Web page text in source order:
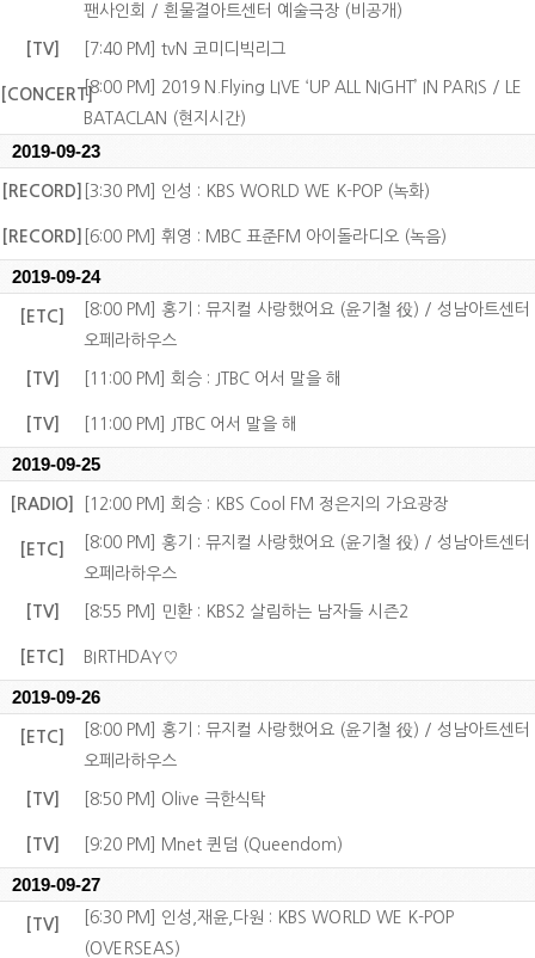
팬사인회 / 흰물결아트센터 예술극장 (비공개)
[TV] [7:40 PM] tvN 코미디빅리그
[CONCERT][8:00 PM] 2019 N.Flying LIVE ‘UP ALL NIGHT’ IN PARIS / LE
BATACLAN (현지시간)
2019-09-23
[RECORD] [3:30 PM] 인성 : KBS WORLD WE K-POP (녹화)
[RECORD] [6:00 PM] 휘영 : MBC 표준FM 아이돌라디오 (녹음)
2019-09-24
[ETC]
[8:00 PM] 홍기 : 뮤지컬 사랑했어요 (윤기철 役) / 성남아트센터
오페라하우스
[TV] [11:00 PM] 회승 : JTBC 어서 말을 해
[TV] [11:00 PM] JTBC 어서 말을 해
2019-09-25
[RADIO] [12:00 PM] 회승 : KBS Cool FM 정은지의 가요광장
[ETC]
[8:00 PM] 홍기 : 뮤지컬 사랑했어요 (윤기철 役) / 성남아트센터
오페라하우스
[TV] [8:55 PM] 민환 : KBS2 살림하는 남자들 시즌2
[ETC] BIRTHDAY♡
2019-09-26
[ETC]
[8:00 PM] 홍기 : 뮤지컬 사랑했어요 (윤기철 役) / 성남아트센터
오페라하우스
[TV] [8:50 PM] Olive 극한식탁
[TV] [9:20 PM] Mnet 퀸덤 (Queendom)
2019-09-27
[TV]
[6:30 PM] 인성,재윤,다원 : KBS WORLD WE K-POP
(OVERSEAS)